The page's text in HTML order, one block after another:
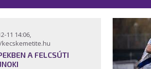
11 14:06,
kecskemetite.hu
A FELCSÚTI